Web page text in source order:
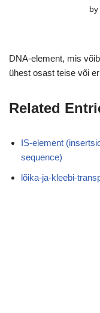
by
DNA-element, mis
ühest osast teise või
Related
IS-element
sequence)
lõika-ja-kleebi-